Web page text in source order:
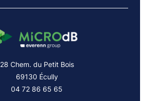
28 Chem. du Petit Bois
69130 Écully
04 72 86 65 65